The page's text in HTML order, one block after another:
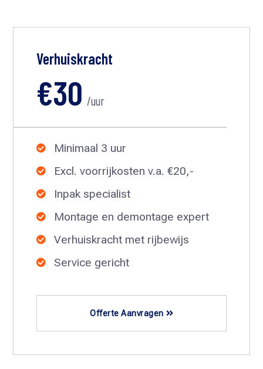
Verhuiskracht
€30 /uur
 Minimaal 3 uur
 Excl. voorrijkosten v.a. €20,-
 Inpak specialist
 Montage en demontage expert
 Verhuiskracht met rijbewijs
 Service gericht
Offerte Aanvragen